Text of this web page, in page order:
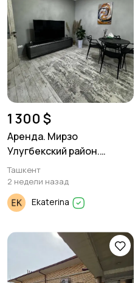
1 300 $
Аренда. Мирзо
Улугбекский район.
Дархан. 3/18/25. 93
Ташкент
2 недели назад
Ekaterina